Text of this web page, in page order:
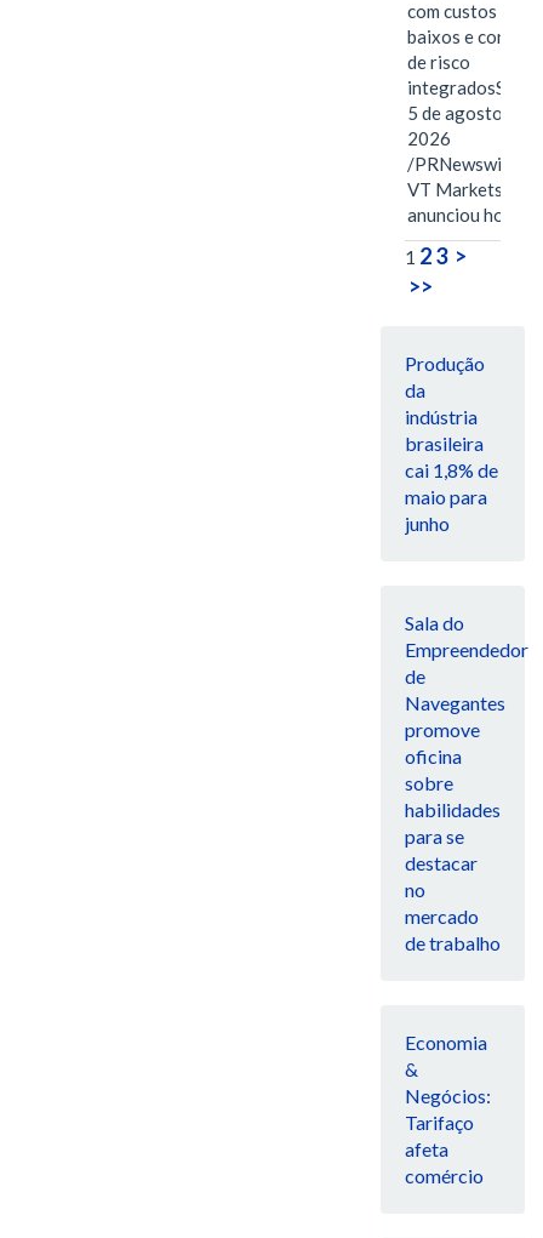
com custos mais
baixos e
de risco
5 de agosto de
2026
/PRNewswire/
VT Markets
anunciou hoje
1 23 >
>>
Produção
da
indústria
brasileira
cai 1,8% de
maio para
junho
Sala do
Empreendedor
de
Navegantes
promove
oficina
sobre
habilidades
para se
destacar
no
mercado
de trabalho
Economia
&
Negócios:
Tarifaço
afeta
comércio